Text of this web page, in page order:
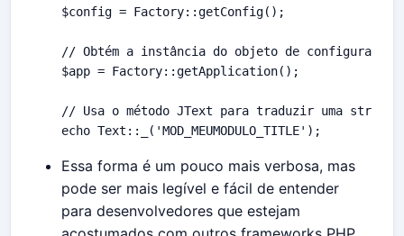
$config = Factory::getConfig();
// Obtém a instância do objeto de configuração
$app = Factory::getApplication();
// Usa o método JText para traduzir uma string
echo Text::_('MOD_MEUMODULO_TITLE');
Essa forma é um pouco mais verbosa, mas
pode ser mais legível e fácil de entender
para desenvolvedores que estejam